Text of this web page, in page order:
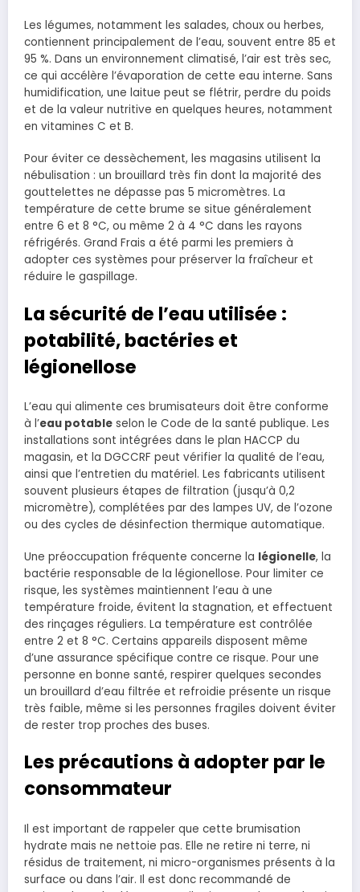
Les légumes, notamment les salades, choux ou herbes,
contiennent principalement de l’eau, souvent entre 85 et
95 %. Dans un environnement climatisé, l’air est très sec,
ce qui accélère l’évaporation de cette eau interne. Sans
humidification, une laitue peut se flétrir, perdre du poids
et de la valeur nutritive en quelques heures, notamment
en vitamines C et B.
Pour éviter ce dessèchement, les magasins utilisent la
nébulisation : un brouillard très fin dont la majorité des
gouttelettes ne dépasse pas 5 micromètres. La
température de cette brume se situe généralement
entre 6 et 8 °C, ou même 2 à 4 °C dans les rayons
réfrigérés. Grand Frais a été parmi les premiers à
adopter ces systèmes pour préserver la fraîcheur et
réduire le gaspillage.
La sécurité de l’eau utilisée :
potabilité, bactéries et
légionellose
L’eau qui alimente ces brumisateurs doit être conforme
à l’eau potable selon le Code de la santé publique. Les
installations sont intégrées dans le plan HACCP du
magasin, et la DGCCRF peut vérifier la qualité de l’eau,
ainsi que l’entretien du matériel. Les fabricants utilisent
souvent plusieurs étapes de filtration (jusqu’à 0,2
micromètre), complétées par des lampes UV, de l’ozone
ou des cycles de désinfection thermique automatique.
Une préoccupation fréquente concerne la légionelle, la
bactérie responsable de la légionellose. Pour limiter ce
risque, les systèmes maintiennent l’eau à une
température froide, évitent la stagnation, et effectuent
des rinçages réguliers. La température est contrôlée
entre 2 et 8 °C. Certains appareils disposent même
d’une assurance spécifique contre ce risque. Pour une
personne en bonne santé, respirer quelques secondes
un brouillard d’eau filtrée et refroidie présente un risque
très faible, même si les personnes fragiles doivent éviter
de rester trop proches des buses.
Les précautions à adopter par le
consommateur
Il est important de rappeler que cette brumisation
hydrate mais ne nettoie pas. Elle ne retire ni terre, ni
résidus de traitement, ni micro-organismes présents à la
surface ou dans l’air. Il est donc recommandé de